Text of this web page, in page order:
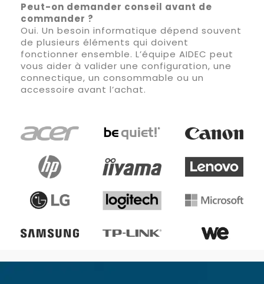
Peut-on demander conseil avant de
commander ?
Oui. Un besoin informatique dépend souvent
de plusieurs éléments qui doivent
fonctionner ensemble. L’équipe AIDEC peut
vous aider à valider une configuration, une
connectique, un consommable ou un
accessoire avant l’achat.